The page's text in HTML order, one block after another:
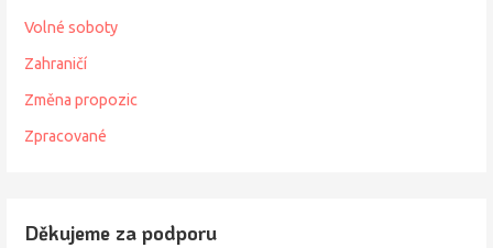
Volné soboty
Zahraničí
Změna propozic
Zpracované
Děkujeme za podporu